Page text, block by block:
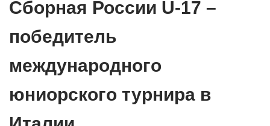
Сборная России U-17 –
победитель
международного
юниорского турнира в